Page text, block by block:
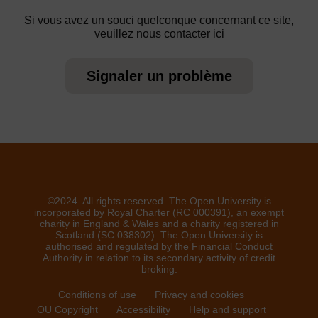
Si vous avez un souci quelconque concernant ce site,
veuillez nous contacter ici
Signaler un problème
©2024. All rights reserved. The Open University is
incorporated by Royal Charter (RC 000391), an exempt
charity in England & Wales and a charity registered in
Scotland (SC 038302). The Open University is
authorised and regulated by the Financial Conduct
Authority in relation to its secondary activity of credit
broking.
Conditions of use
Privacy and cookies
OU Copyright
Accessibility Help and support